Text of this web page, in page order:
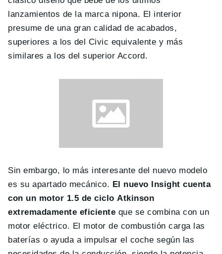
lanzamientos de la marca nipona. El interior
presume de una gran calidad de acabados,
superiores a los del Civic equivalente y más
similares a los del superior Accord.
Sin embargo, lo más interesante del nuevo modelo
es su apartado mecánico. El nuevo Insight cuenta
con un motor 1.5 de ciclo Atkinson
extremadamente eficiente que se combina con un
motor eléctrico. El motor de combustión carga las
baterías o ayuda a impulsar el coche según las